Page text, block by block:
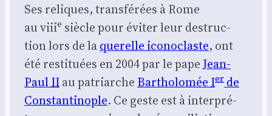
Ses reliques, trans­fé­rées à Rome
au viiie siècle pour évi­ter leur des­truc­
tion lors de laque­relle ico­no­claste, ont
été res­ti­tuées en 2004 par le pape Jean-
PaulIIau patriarche Bar­tho­lo­mée Ier de
Constan­ti­nople. Ce geste est à inter­pré­